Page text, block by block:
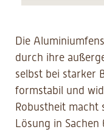
Die
durch ihre
selbst bei starker
formstabil und
Robustheit macht
Lösung in